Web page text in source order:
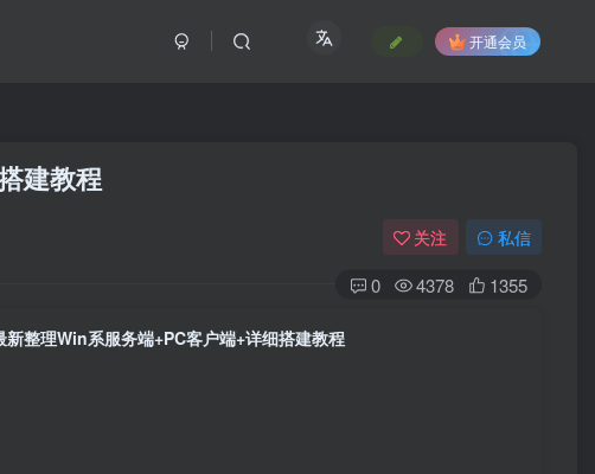
开通会员
建教程
关注 私信
0 4378 1355
整理Win系服务端+PC客户端+详细搭建教程